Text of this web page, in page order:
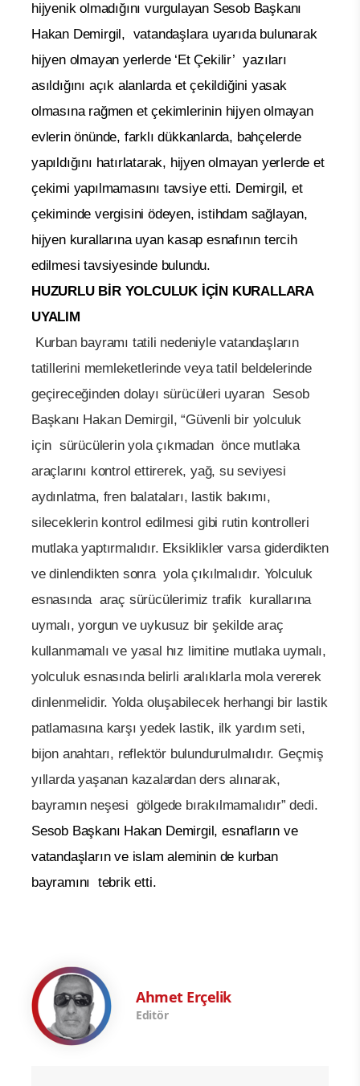
hijyenik olmadığını vurgulayan Sesob Başkanı
Hakan Demirgil, vatandaşlara uyarıda bulunarak
hijyen olmayan yerlerde ‘Et Çekilir’ yazıları
asıldığını açık alanlarda et çekildiğini yasak
olmasına rağmen et çekimlerinin hijyen olmayan
evlerin önünde, farklı dükkanlarda, bahçelerde
yapıldığını hatırlatarak, hijyen olmayan yerlerde et
çekimi yapılmamasını tavsiye etti. Demirgil, et
çekiminde vergisini ödeyen, istihdam sağlayan,
hijyen kurallarına uyan kasap esnafının tercih
edilmesi tavsiyesinde bulundu.
HUZURLU BİR YOLCULUK İÇİN KURALLARA
UYALIM
Kurban bayramı tatili nedeniyle vatandaşların
tatillerini memleketlerinde veya tatil beldelerinde
geçireceğinden dolayı sürücüleri uyaran Sesob
Başkanı Hakan Demirgil, “Güvenli bir yolculuk
için sürücülerin yola çıkmadan önce mutlaka
araçlarını kontrol ettirerek, yağ, su seviyesi
aydınlatma, fren balataları, lastik bakımı,
sileceklerin kontrol edilmesi gibi rutin kontrolleri
mutlaka yaptırmalıdır. Eksiklikler varsa giderdikten
ve dinlendikten sonra yola çıkılmalıdır. Yolculuk
esnasında araç sürücülerimiz trafik kurallarına
uymalı, yorgun ve uykusuz bir şekilde araç
kullanmamalı ve yasal hız limitine mutlaka uymalı,
yolculuk esnasında belirli aralıklarla mola vererek
dinlenmelidir. Yolda oluşabilecek herhangi bir lastik
patlamasına karşı yedek lastik, ilk yardım seti,
bijon anahtarı, reflektör bulundurulmalıdır. Geçmiş
yıllarda yaşanan kazalardan ders alınarak,
bayramın neşesi gölgede bırakılmamalıdır” dedi.
Sesob Başkanı Hakan Demirgil, esnafların ve
vatandaşların ve islam aleminin de kurban
bayramını tebrik etti.
Ahmet Erçelik
Editör